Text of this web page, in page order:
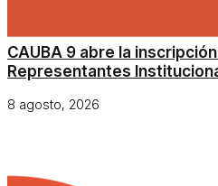
CAUBA 9 abre la
Representantes
8 agosto, 2026